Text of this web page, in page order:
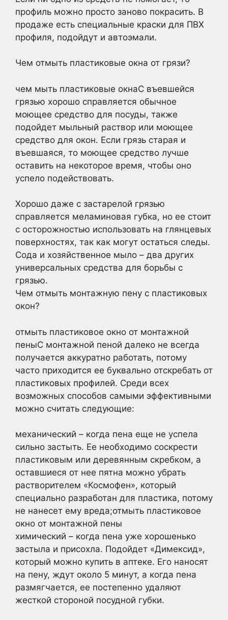
профиль можно просто заново покрасить. В
продаже есть специальные краски для ПВХ
профиля, подойдут и автоэмали.
Чем отмыть пластиковые окна от грязи?
чем мыть пластиковые окнаС въевшейся
грязью хорошо справляется обычное
моющее средство для посуды, также
подойдет мыльный раствор или моющее
средство для окон. Если грязь старая и
въевшаяся, то моющее средство лучше
оставить на некоторое время, чтобы оно
успело подействовать.
Хорошо даже с застарелой грязью
справляется меламиновая губка, но ее стоит
с осторожностью использовать на глянцевых
поверхностях, так как могут остаться следы.
Сода и хозяйственное мыло – два других
универсальных средства для борьбы с
грязью.
Чем отмыть монтажную пену с пластиковых
окон?
отмыть пластиковое окно от монтажной
пеныС монтажной пеной далеко не всегда
получается аккуратно работать, потому
часто приходится ее буквально отскребать от
пластиковых профилей. Среди всех
возможных способов самыми эффективными
можно считать следующие:
механический – когда пена еще не успела
сильно застыть. Ее необходимо соскрести
пластиковым или деревянным скребком, а
оставшиеся от нее пятна можно убрать
растворителем «Космофен», который
специально разработан для пластика, потому
не нанесет ему вреда;отмыть пластиковое
окно от монтажной пены
химический – когда пена уже хорошенько
застыла и присохла. Подойдет «Димексид»,
который можно купить в аптеке. Его наносят
на пену, ждут около 5 минут, а когда пена
размягчается, ее постепенно удаляют
жесткой стороной посудной губки.